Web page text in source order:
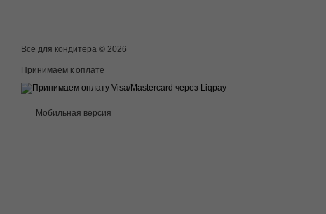
Все для кондитера © 2026
Принимаем к оплате
Мобильная версия